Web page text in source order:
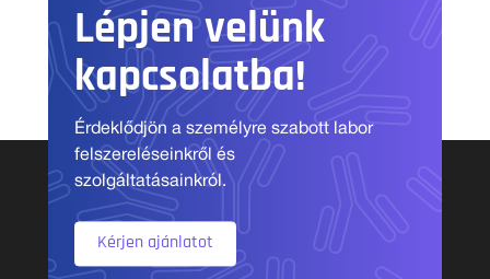
Lépjen velünk
kapcsolatba!
Érdeklődjön a személyre szabott labor
felszereléseinkről és
szolgáltatásainkról.
Kérjen ajánlatot